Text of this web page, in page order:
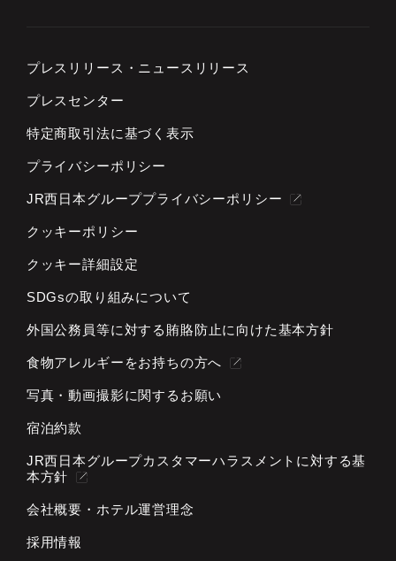
プレスリリース・ ニュースリリース
プレスセンター
特定商取引法に基づく表示
プライバシーポリシー
JR西日本グループプライバシーポリシー
クッキーポリシー
クッキー詳細設定
SDGsの取り組みについて
外国公務員等に対する 賄賂防止に向けた基本方針
食物アレルギーをお持ちの方へ
写真・動画撮影に関するお願い
宿泊約款
JR西日本グループカスタマーハラスメントに対する基
本方針
会社概要・ホテル運営理念
採用情報